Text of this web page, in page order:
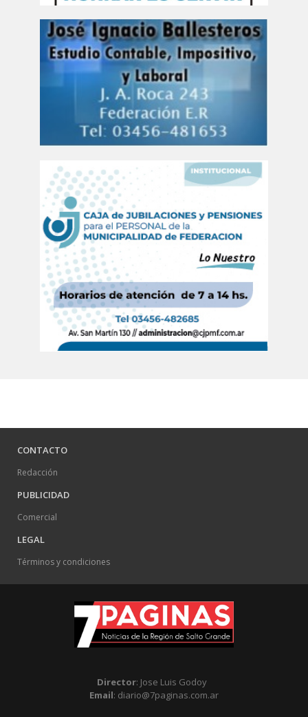
CONTACTO
Redacción
PUBLICIDAD
Comercial
LEGAL
Términos y condiciones
Director: Jose Luis Godoy
Email: diario@7paginas.com.ar